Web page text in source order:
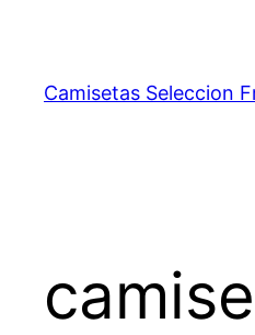
contenido
Camisetas Seleccion